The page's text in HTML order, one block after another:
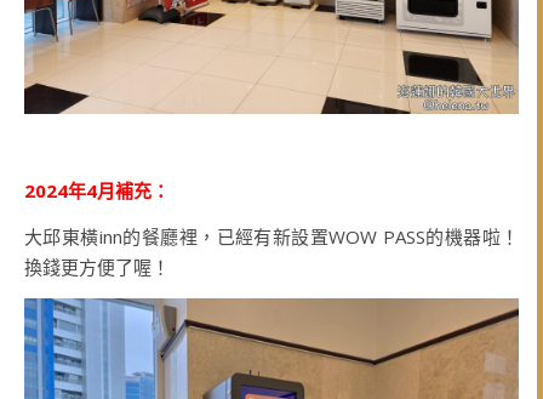
2024年4月補充：
大邱東橫inn的餐廳裡，已經有新設置WOW PASS的機器啦！
換錢更方便了喔！